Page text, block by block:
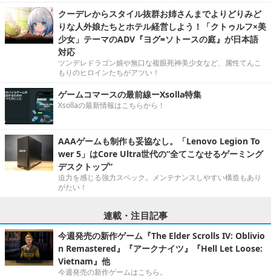
クーデレからスタイル抜群お姉さんまでよりどりみど
りな人外娘たちとホテル経営しよう！「クトゥルフ×美
少女」テーマのADV『ヨグ=ソトースの庭』が日本語
対応
ツンデレドラゴン娘や無口な複眼死神美少女など、属性てんこ
もりのヒロインたちがアツい！
ゲームコマースの最前線ーXsolla特集
Xsollaの最新情報はこちらから！
AAAゲームも制作も妥協なし。「Lenovo Legion To
wer 5」はCore Ultra世代の“全てこなせるゲーミング
デスクトップ”
迫力を感じる強力スペック。メンテナンスしやすい構造もあり
がたい！
連載・注目記事
今週発売の新作ゲーム『The Elder Scrolls IV: Oblivio
n Remastered』『アークナイツ』『Hell Let Loose:
Vietnam』他
今週発売の新作ゲームはこちら。